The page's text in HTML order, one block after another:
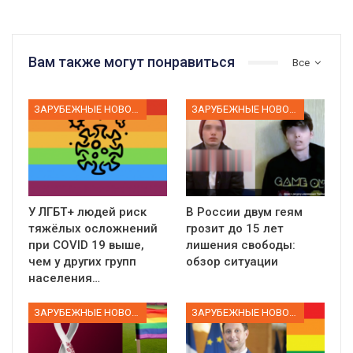
Все
Вам также могут понравиться
У ЛГБТ+ людей риск
тяжёлых осложнений
при COVID 19 выше,
чем у других групп
населения…
В России двум геям
грозит до 15 лет
лишения свободы:
обзор ситуации
ЗАРУБЕЖНЫЕ НОВОСТИ ЗАРУБЕЖНЫЕ НОВОСТИ